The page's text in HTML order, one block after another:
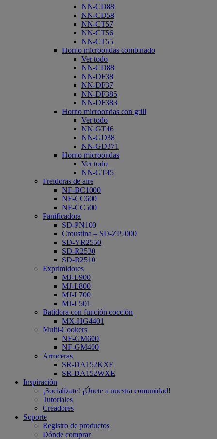
NN-CD88
NN-CD58
NN-CT57
NN-CT56
NN-CT55
Horno microondas combinado
Ver todo
NN-CD88
NN-DF38
NN-DF37
NN-DF385
NN-DF383
Horno microondas con grill
Ver todo
NN-GT46
NN-GD38
NN-GD371
Horno microondas
Ver todo
NN-GT45
Freidoras de aire
NF-BC1000
NF-CC600
NF-CC500
Panificadora
SD-PN100
Croustina – SD-ZP2000
SD-YR2550
SD-R2530
SD-B2510
Exprimidores
MJ-L900
MJ-L800
MJ-L700
MJ-L501
Batidora con función cocción
MX-HG4401
Multi-Cookers
NF-GM600
NF-GM400
Arroceras
SR-DA152KXE
SR-DA152WXE
Inspiración
¡Socialízate! ¡Únete a nuestra comunidad!
Tutoriales
Creadores
Soporte
Registro de productos
Dónde comprar